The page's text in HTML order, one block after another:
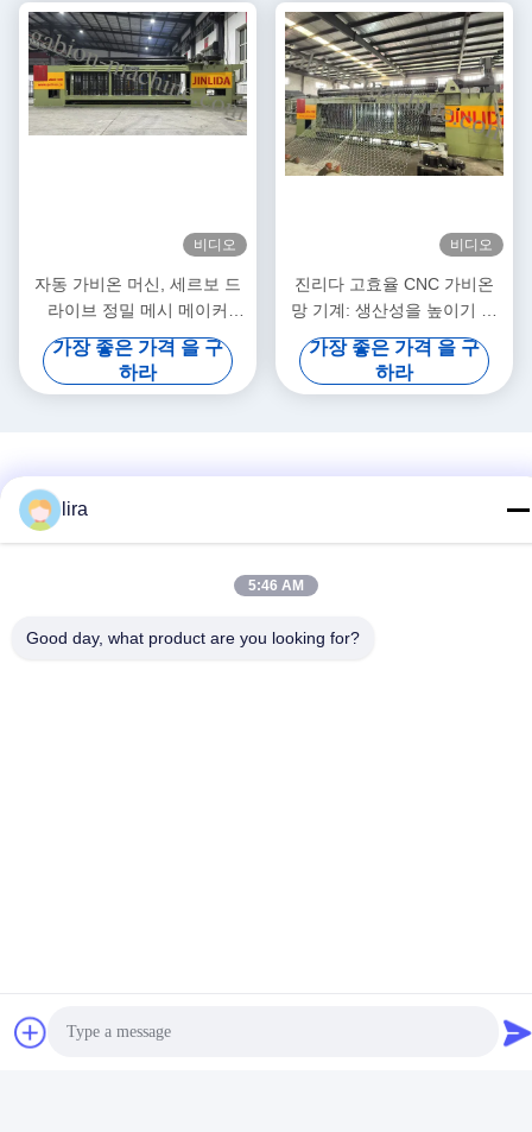
비디오
자동 가비온 머신, 세르보 드
라이브 정밀 메시 메이커
5.3m 최대 너비
가장 좋은 가격 을 구
하라
비디오
진리다 고효율 CNC 가비온
망 기계: 생산성을 높이기 위
해 빠른 출력과 정밀 짜림의
완벽한 조합
가장 좋은 가격 을 구
하라
lira
5:46 AM
Good day, what product are you looking for?